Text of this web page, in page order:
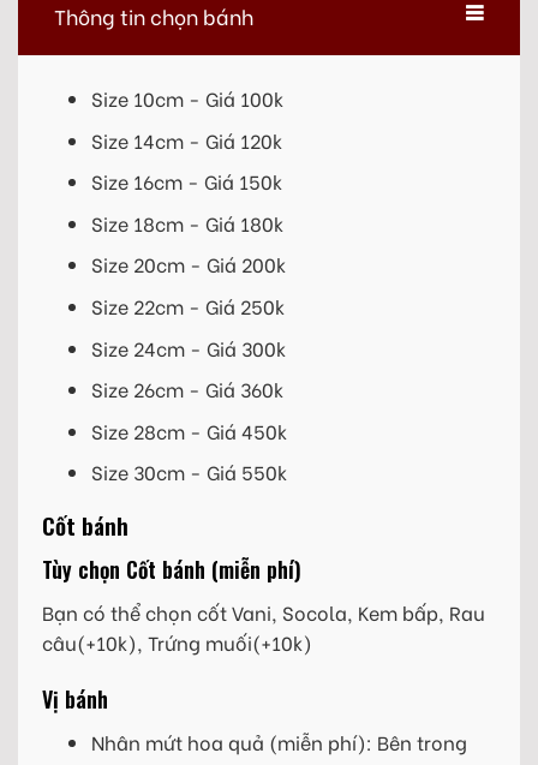
Thông tin chọn bánh
Size 10cm - Giá 100k
Size 14cm - Giá 120k
Size 16cm - Giá 150k
Size 18cm - Giá 180k
Size 20cm - Giá 200k
Size 22cm - Giá 250k
Size 24cm - Giá 300k
Size 26cm - Giá 360k
Size 28cm - Giá 450k
Size 30cm - Giá 550k
Cốt bánh
Tùy chọn Cốt bánh (miễn phí)
Bạn có thể chọn cốt Vani, Socola, Kem bấp, Rau
câu(+10k), Trứng muối(+10k)
Vị bánh
Nhân mứt hoa quả (miễn phí): Bên trong